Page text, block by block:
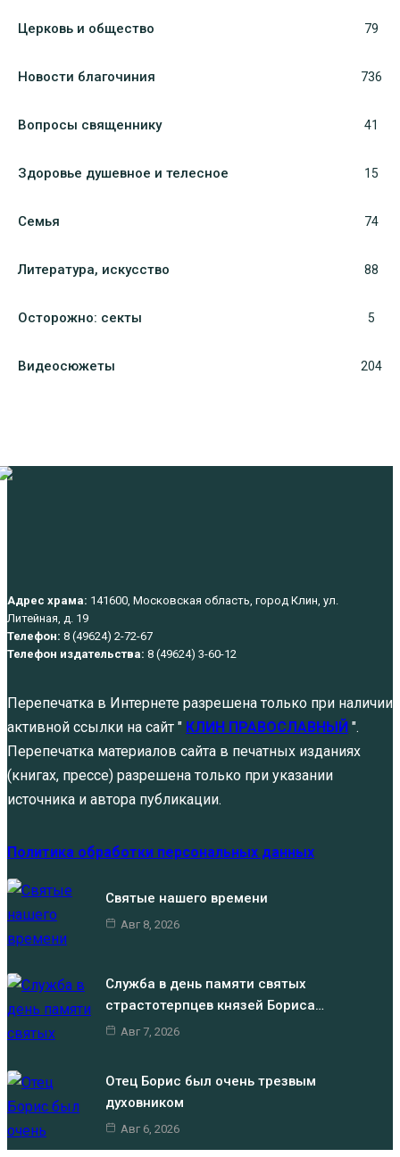
Церковь и общество 79
Новости благочиния 736
Вопросы священнику 41
Здоровье душевное и телесное 15
Семья 74
Литература, искуcство 88
Осторожно: секты 5
Видеосюжеты 204
Адрес храма: 141600, Московская область, город Клин, ул.
Литейная, д. 19
Телефон: 8 (49624) 2-72-67
Телефон издательства: 8 (49624) 3-60-12
Перепечатка в Интернете разрешена только при наличии
активной ссылки на сайт " КЛИН ПРАВОСЛАВНЫЙ ".
Перепечатка материалов сайта в печатных изданиях
(книгах, прессе) разрешена только при указании
источника и автора публикации.
Политика обработки персональных данных
Святые нашего времени
Авг 8, 2026
Служба в день памяти святых
страстотерпцев князей Бориса…
Авг 7, 2026
Отец Борис был очень трезвым
духовником
Авг 6, 2026